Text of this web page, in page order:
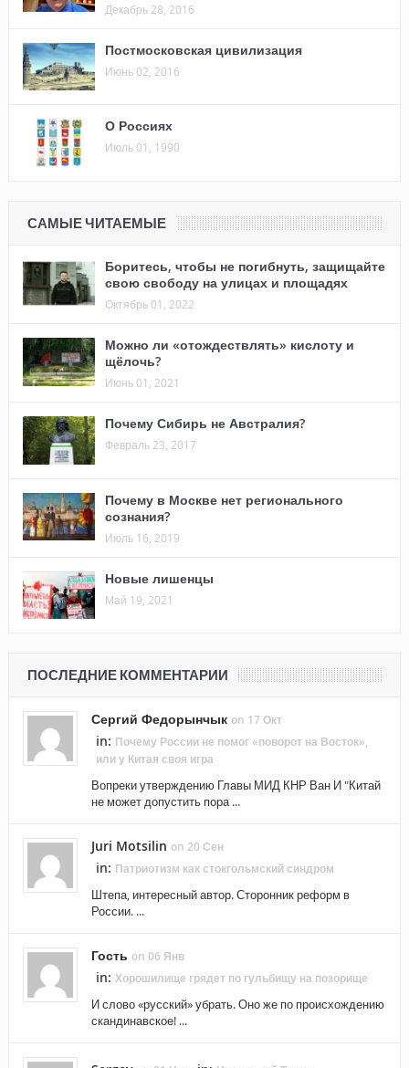
Декабрь 28, 2016
Постмосковская цивилизация
Июнь 02, 2016
О Россиях
Июль 01, 1990
САМЫЕ ЧИТАЕМЫЕ
Боритесь, чтобы не погибнуть, защищайте
свою свободу на улицах и площадях
Октябрь 01, 2022
Можно ли «отождествлять» кислоту и
щёлочь?
Июнь 01, 2021
Почему Сибирь не Австралия?
Февраль 23, 2017
Почему в Москве нет регионального
сознания?
Июль 16, 2019
Новые лишенцы
Май 19, 2021
ПОСЛЕДНИЕ КОММЕНТАРИИ
Сергий Федорынчык on 17 Окт
in: Почему России не помог «поворот на Восток»,
или у Китая своя игра
Вопреки утверждению Главы МИД КНР Ван И "Китай
не может допустить пора ...
Juri Motsilin on 20 Сен
in: Патриотизм как стокгольмский синдром
Штепа, интересный автор. Сторонник реформ в
России. ...
Гость on 06 Янв
in: Хорошилище грядет по гульбищу на позорище
И слово «русский» убрать. Оно же по происхождению
скандинавское! ...